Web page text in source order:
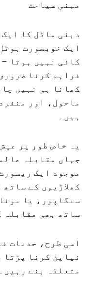
مبنی سیاحت
دبئی ماڈل کا
ایک خوبصورت
کافی نہیں ہوتا
فراہم کرنا
کھانا ہی نہیں
ماحول، اور
ہیں۔
یہ خاص طور پر
جہاں مقابلہ
موجود ایک
کھلاڑیوں کے
سنگاپور، یا
ساتھ بھی مقابلہ
اسی طرح، خدمات
نیاپن کرنا پڑتا
متعلقہ بنے رہیں۔